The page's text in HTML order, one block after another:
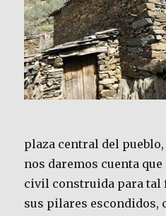
plaza central del
nos daremos cuenta
civil construida para tal
sus pilares escondidos,